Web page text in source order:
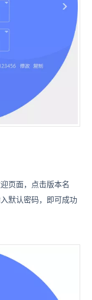
页面，点击版本名
默认密码，即可成功